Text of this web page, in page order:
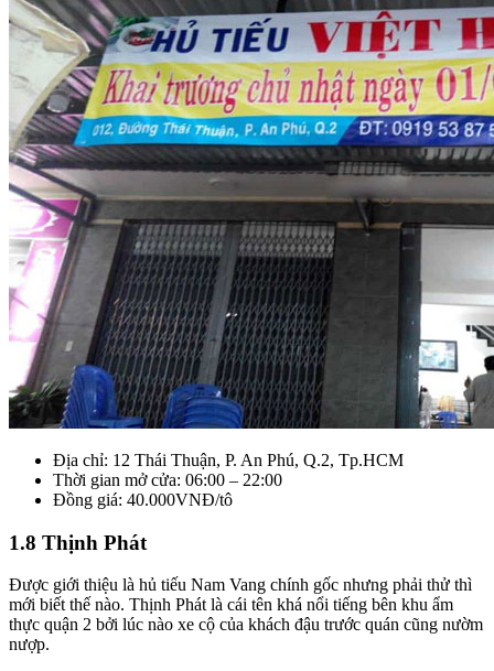
Địa chỉ: 12 Thái Thuận, P. An Phú, Q.2, Tp.HCM
Thời gian mở cửa: 06:00 – 22:00
Đồng giá: 40.000VNĐ/tô
1.8 Thịnh Phát
Được giới thiệu là hủ tiếu Nam Vang chính gốc nhưng phải thử thì
mới biết thế nào. Thịnh Phát là cái tên khá nổi tiếng bên khu ẩm
thực quận 2 bởi lúc nào xe cộ của khách đậu trước quán cũng nườm
nượp.